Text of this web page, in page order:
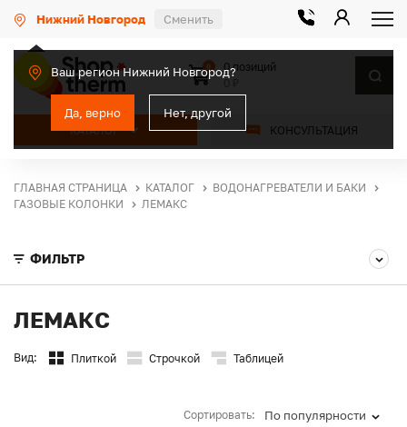
Нижний Новгород Сменить
Ваш регион Нижний Новгород?
Да, верно Нет, другой
КАТАЛОГ КОНСУЛЬТАЦИЯ
0
0 позиций
ГЛАВНАЯ СТРАНИЦА КАТАЛОГ
ВОДОНАГРЕВАТЕЛИ И БАКИ
ГАЗОВЫЕ КОЛОНКИ
ЛЕМАКС
ФИЛЬТР
ЛЕМАКС
Вид: Плиткой Строчкой Таблицей
Сортировать: По популярности